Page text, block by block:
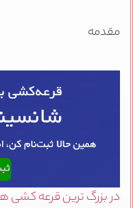
مقدمه
در بزرگ ترین قرعه کشی